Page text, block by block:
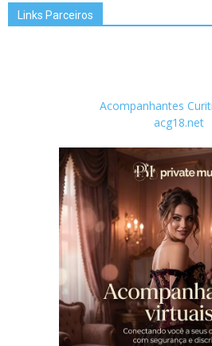
Links Parceiros
Acompanhantes
acg18.net